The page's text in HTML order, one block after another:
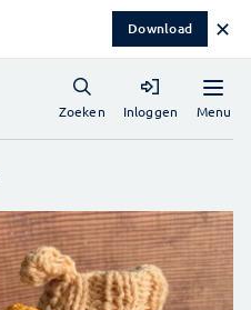
Download ✕
Menu
Zoeken Inloggen